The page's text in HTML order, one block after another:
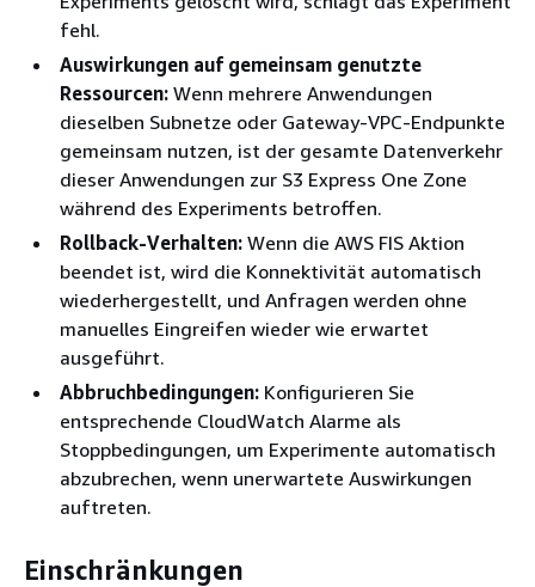
fehl.
Auswirkungen auf gemeinsam genutzte
Ressourcen: Wenn mehrere Anwendungen
dieselben Subnetze oder Gateway-VPC-Endpunkte
gemeinsam nutzen, ist der gesamte Datenverkehr
dieser Anwendungen zur S3 Express One Zone
während des Experiments betroffen.
Rollback-Verhalten: Wenn die AWS FIS Aktion
beendet ist, wird die Konnektivität automatisch
wiederhergestellt, und Anfragen werden ohne
manuelles Eingreifen wieder wie erwartet
ausgeführt.
Abbruchbedingungen: Konfigurieren Sie
entsprechende CloudWatch Alarme als
Stoppbedingungen, um Experimente automatisch
abzubrechen, wenn unerwartete Auswirkungen
auftreten.
Einschränkungen